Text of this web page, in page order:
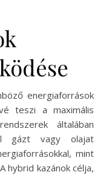
energiaforrások
teszi a maximális
általában
gázt vagy olajat
mint
hybrid kazánok célja,